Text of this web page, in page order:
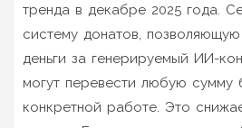
тренда в декабре 2025 года.
систему донатов,
деньги за генерируемый ИИ-
могут перевести любую сумму
конкретной работе. Это